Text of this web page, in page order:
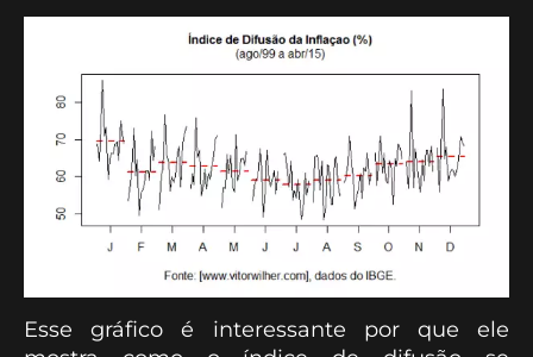
Esse gráfico é interessante por que ele